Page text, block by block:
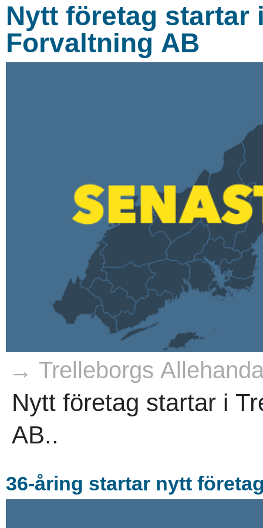
Nytt företag startar
Forvaltning AB
→ Trelleborgs
Nytt företag startar i
AB..
36-åring startar nytt